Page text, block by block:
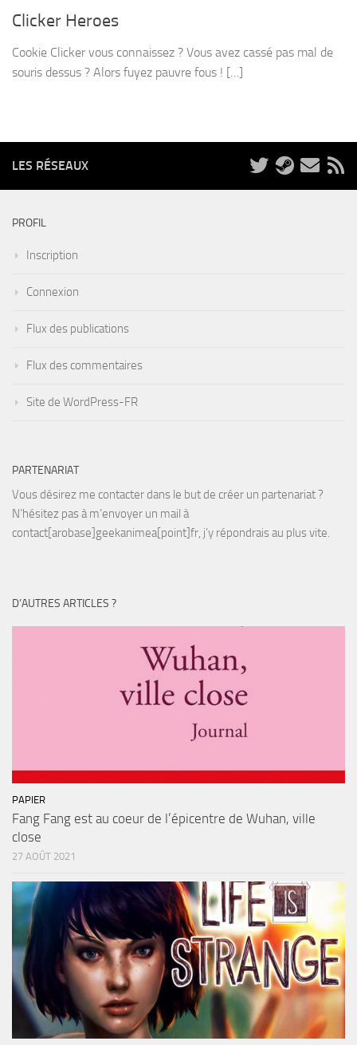
Clicker Heroes
Cookie Clicker vous connaissez ? Vous avez cassé pas mal de
souris dessus ? Alors fuyez pauvre fous ! […]
LES RÉSEAUX
PROFIL
Inscription
Connexion
Flux des publications
Flux des commentaires
Site de WordPress-FR
PARTENARIAT
Vous désirez me contacter dans le but de créer un partenariat ?
N’hésitez pas à m’envoyer un mail à
contact[arobase]geekanimea[point]fr, j’y répondrais au plus vite.
D’AUTRES ARTICLES ?
PAPIER
Fang Fang est au coeur de l’épicentre de Wuhan, ville
close
27 AOÛT 2021